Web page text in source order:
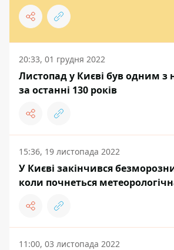
20:33, 01 грудня 2022
Листопад у Києві був одним з
за останні 130 років
15:36, 19 листопада 2022
У Києві закінчився
коли почнеться
11:00, 03 листопада 2022